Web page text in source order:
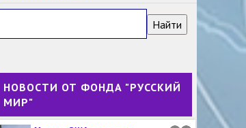
НОВОСТИ ОТ ФОНДА "РУССКИЙ
МИР"
Более полутора тысяч заявок
поступило на международный
Специальная военная операция:
Новости